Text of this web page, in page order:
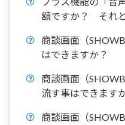
額ですか？ それ
商談画面（
はできますか？
商談画面（
流す事はできます
商談画面（